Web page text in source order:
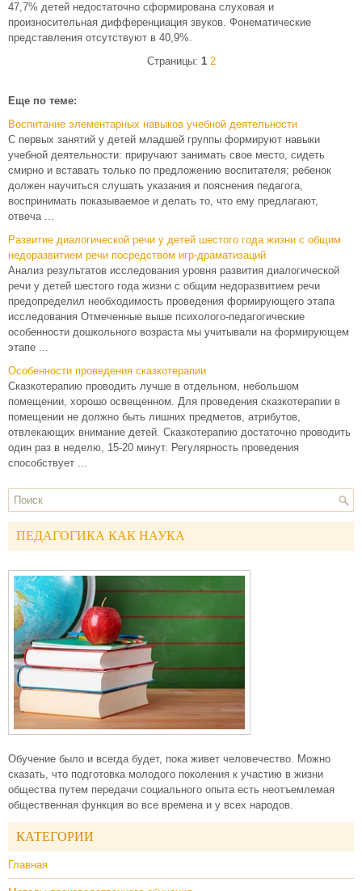
47,7% детей недостаточно сформирована слуховая и
произносительная дифференциация звуков. Фонематические
представления отсутствуют в 40,9%.
Страницы: 1 2
Еще по теме:
Воспитание элементарных навыков учебной деятельности
С первых занятий у детей младшей группы формируют навыки
учебной деятельности: приручают занимать свое место, сидеть
смирно и вставать только по предложению воспитателя; ребенок
должен научиться слушать указания и пояснения педагога,
воспринимать показываемое и делать то, что ему предлагают,
отвеча ...
Развитие диалогической речи у детей шестого года жизни с общим
недоразвитием речи посредством игр-драматизаций
Анализ результатов исследования уровня развития диалогической
речи у детей шестого года жизни с общим недоразвитием речи
предопределил необходимость проведения формирующего этапа
исследования Отмеченные выше психолого-педагогические
особенности дошкольного возраста мы учитывали на формирующем
этапе ...
Особенности проведения сказкотерапии
Сказкотерапию проводить лучше в отдельном, небольшом
помещении, хорошо освещенном. Для проведения сказкотерапии в
помещении не должно быть лишних предметов, атрибутов,
отвлекающих внимание детей. Сказкотерапию достаточно проводить
один раз в неделю, 15-20 минут. Регулярность проведения
способствует ...
ПЕДАГОГИКА КАК НАУКА
Обучение было и всегда будет, пока живет человечество. Можно
сказать, что подготовка молодого поколения к участию в жизни
общества путем передачи социального опыта есть неотъемлемая
общественная функция во все времена и у всех народов.
КАТЕГОРИИ
Главная